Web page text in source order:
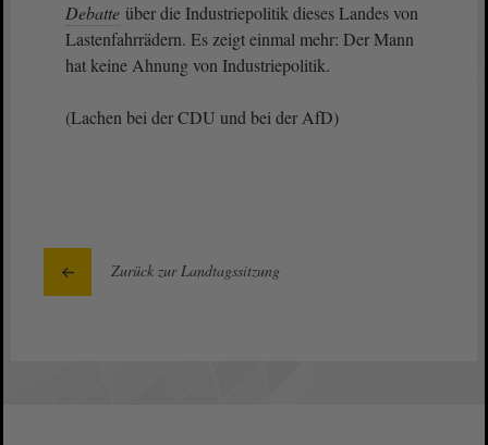
Debatte über die Industriepolitik dieses Landes von
Lastenfahrrädern. Es zeigt einmal mehr: Der Mann
hat keine Ahnung von Industriepolitik.
(Lachen bei der CDU und bei der AfD)
Zurück zur Landtagssitzung